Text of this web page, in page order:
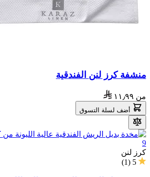
منشفة كرز لنن الفندقية
من ١١٫٩٩
أضف لسلة التسوق
كرز لنن
5
(
1
)